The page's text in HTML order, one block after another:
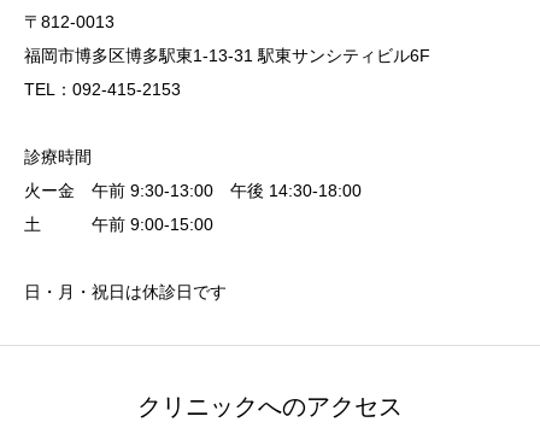
〒812-0013
福岡市博多区博多駅東1-13-31 駅東サンシティビル6F
TEL：092-415-2153
診療時間
火ー金 午前 9:30-13:00 午後 14:30-18:00
土 午前 9:00-15:00
日・月・祝日は休診日です
クリニックへのアクセス